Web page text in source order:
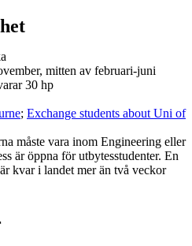
mitten av februari-juni
30 hp
; Exchange students about Uni of
måste vara inom Engineering eller
är öppna för utbytesstudenter. En
kvar i landet mer än två veckor